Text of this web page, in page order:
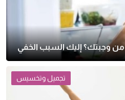
من وجبتك؟ إليك السبب الخفي
تجميل وتخسيس